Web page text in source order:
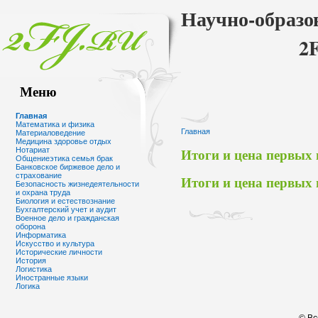
Меню
Главная
Математика и физика
Материаловедение
Медицина здоровье отдых
Нотариат
Общениеэтика семья брак
Банковское биржевое дело и
страхование
Безопасность жизнедеятельности
и охрана труда
Биология и естествознание
Бухгалтерский учет и аудит
Военное дело и гражданская
оборона
Информатика
Искусство и культура
Исторические личности
История
Логистика
Иностранные языки
Логика
Научно-
Главная
Итоги и цена первых
Итоги и цена первых